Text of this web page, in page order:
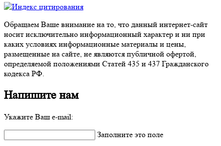
Обращаем Ваше внимание на то, что данный интернет-сайт
носит исключительно информационный характер и ни при
каких условиях информационные материалы и цены,
размещенные на сайте, не являются публичной офертой,
определяемой положениями Статей 435 и 437 Гражданского
кодекса РФ.
Напишите нам
Укажите Ваш e-mail:
Заполните это поле